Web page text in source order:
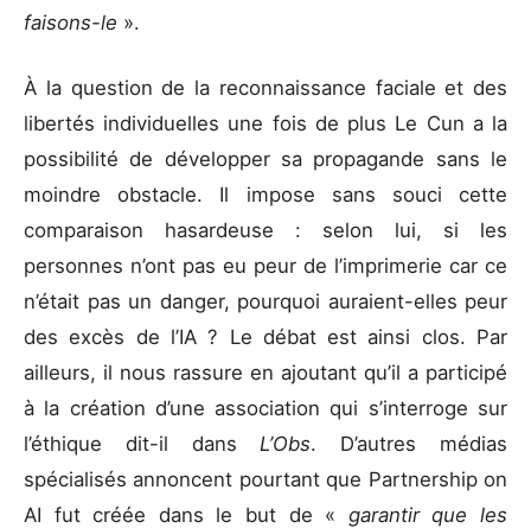
faisons-le ».
À la question de la reconnaissance faciale et des
libertés individuelles une fois de plus Le Cun a la
possibilité de développer sa propagande sans le
moindre obstacle. Il impose sans souci cette
comparaison hasardeuse : selon lui, si les
personnes n’ont pas eu peur de l’imprimerie car ce
n’était pas un danger, pourquoi auraient-elles peur
des excès de l’IA ? Le débat est ainsi clos. Par
ailleurs, il nous rassure en ajoutant qu’il a participé
à la création d’une association qui s’interroge sur
l’éthique dit-il dans L’Obs. D’autres médias
spécialisés annoncent pourtant que Partnership on
AI fut créée dans le but de « garantir que les